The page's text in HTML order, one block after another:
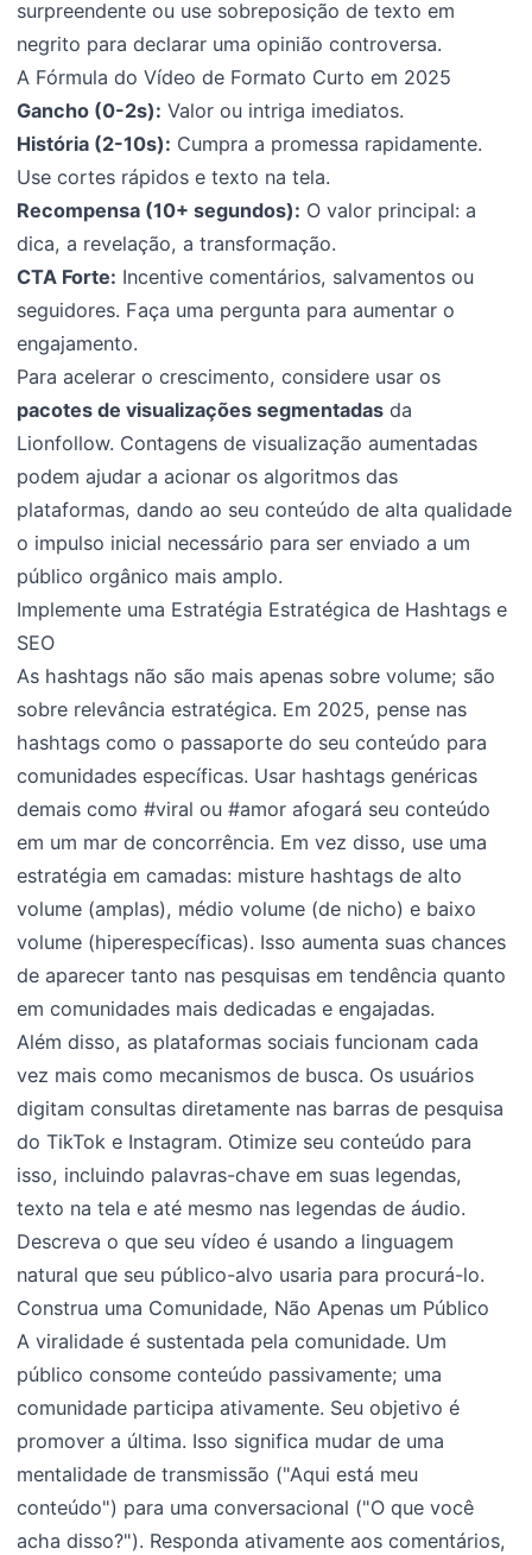
surpreendente ou use sobreposição de texto em
negrito para declarar uma opinião controversa.
A Fórmula do Vídeo de Formato Curto em 2025
Gancho (0-2s): Valor ou intriga imediatos.
História (2-10s): Cumpra a promessa rapidamente.
Use cortes rápidos e texto na tela.
Recompensa (10+ segundos): O valor principal: a
dica, a revelação, a transformação.
CTA Forte: Incentive comentários, salvamentos ou
seguidores. Faça uma pergunta para aumentar o
engajamento.
Para acelerar o crescimento, considere usar os
pacotes de visualizações segmentadas da
Lionfollow. Contagens de visualização aumentadas
podem ajudar a acionar os algoritmos das
plataformas, dando ao seu conteúdo de alta qualidade
o impulso inicial necessário para ser enviado a um
público orgânico mais amplo.
Implemente uma Estratégia Estratégica de Hashtags e
SEO
As hashtags não são mais apenas sobre volume; são
sobre relevância estratégica. Em 2025, pense nas
hashtags como o passaporte do seu conteúdo para
comunidades específicas. Usar hashtags genéricas
demais como #viral ou #amor afogará seu conteúdo
em um mar de concorrência. Em vez disso, use uma
estratégia em camadas: misture hashtags de alto
volume (amplas), médio volume (de nicho) e baixo
volume (hiperespecíficas). Isso aumenta suas chances
de aparecer tanto nas pesquisas em tendência quanto
em comunidades mais dedicadas e engajadas.
Além disso, as plataformas sociais funcionam cada
vez mais como mecanismos de busca. Os usuários
digitam consultas diretamente nas barras de pesquisa
do TikTok e Instagram. Otimize seu conteúdo para
isso, incluindo palavras-chave em suas legendas,
texto na tela e até mesmo nas legendas de áudio.
Descreva o que seu vídeo é usando a linguagem
natural que seu público-alvo usaria para procurá-lo.
Construa uma Comunidade, Não Apenas um Público
A viralidade é sustentada pela comunidade. Um
público consome conteúdo passivamente; uma
comunidade participa ativamente. Seu objetivo é
promover a última. Isso significa mudar de uma
mentalidade de transmissão ("Aqui está meu
conteúdo") para uma conversacional ("O que você
acha disso?"). Responda ativamente aos comentários,